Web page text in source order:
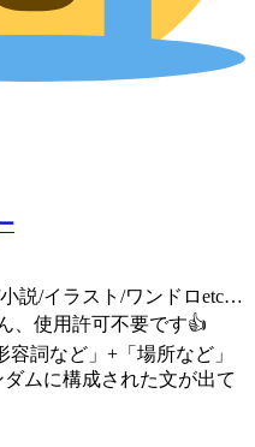
説/イラスト/ワンドロetc…
、使用許可不要です👍
容詞など」+「場所など」
ムに構成された文が出て